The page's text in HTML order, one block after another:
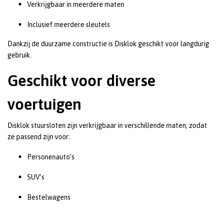
Verkrijgbaar in meerdere maten
Inclusief meerdere sleutels
Dankzij de duurzame constructie is Disklok geschikt voor langdurig
gebruik.
Geschikt voor diverse
voertuigen
Disklok stuursloten zijn verkrijgbaar in verschillende maten, zodat
ze passend zijn voor:
Personenauto’s
SUV’s
Bestelwagens